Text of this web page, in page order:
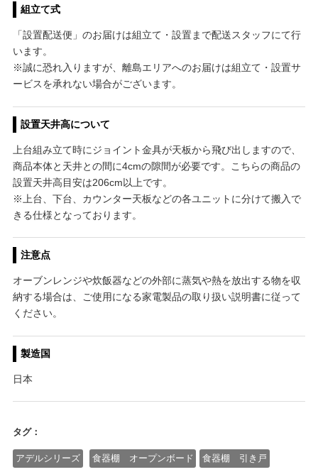
組立て式
「設置配送便」のお届けは組立て・設置まで配送スタッフにて行
います。
※誠に恐れ入りますが、離島エリアへのお届けは組立て・設置サ
ービスを承れない場合がございます。
設置天井高について
上台組み立て時にジョイント金具が天板から飛び出しますので、
商品本体と天井との間に4cmの隙間が必要です。こちらの商品の
設置天井高目安は206cm以上です。
※上台、下台、カウンター天板などの各ユニットに分けて搬入で
きる仕様となっております。
注意点
オーブンレンジや炊飯器などの外部に蒸気や熱を放出する物を収
納する場合は、ご使用になる家電製品の取り扱い説明書に従って
ください。
製造国
日本
タグ：
アデルシリーズ 食器棚 オープンボード 食器棚 引き戸